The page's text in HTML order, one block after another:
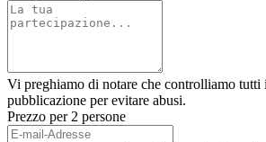
Vi preghiamo di notare che controlliamo tutti
pubblicazione per evitare abusi.
Prezzo per 2 persone